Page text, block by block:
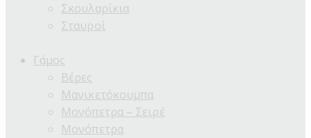
Σκουλαρίκια
Σταυροί
Γάμος
Βέρες
Μανικετόκουμπα
Μονόπετρα – Σειρέ
Μονόπετρα